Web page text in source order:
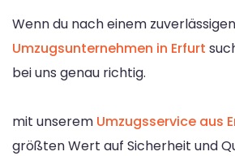
Wenn du nach einem
Umzugsunternehmen in Erfurt
bei uns genau richtig.
mit unserem Umzugsservice aus
größten Wert auf Sicherheit und